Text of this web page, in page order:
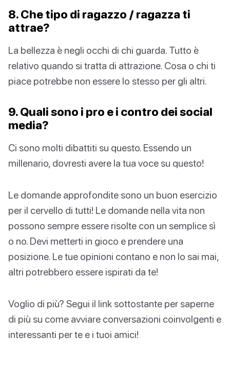
8. Che tipo di ragazzo / ragazza ti
attrae?
La bellezza è negli occhi di chi guarda. Tutto è
relativo quando si tratta di attrazione. Cosa o chi ti
piace potrebbe non essere lo stesso per gli altri.
9. Quali sono i pro e i contro dei social
media?
Ci sono molti dibattiti su questo. Essendo un
millenario, dovresti avere la tua voce su questo!
Le domande approfondite sono un buon esercizio
per il cervello di tutti! Le domande nella vita non
possono sempre essere risolte con un semplice sì
o no. Devi metterti in gioco e prendere una
posizione. Le tue opinioni contano e non lo sai mai,
altri potrebbero essere ispirati da te!
Voglio di più? Segui il link sottostante per saperne
di più su come avviare conversazioni coinvolgenti e
interessanti per te e i tuoi amici!